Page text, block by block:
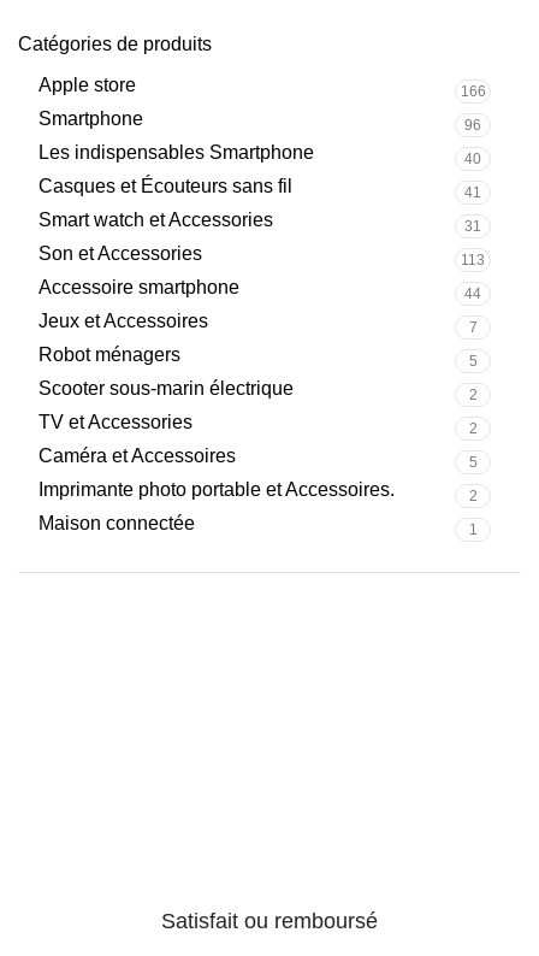
Catégories de produits
Apple store
166
Smartphone 96
Les indispensables Smartphone 40
Casques et Écouteurs sans fil 41
Smart watch et Accessories 31
Son et Accessories 113
Accessoire smartphone 44
Jeux et Accessoires 7
Robot ménagers 5
Scooter sous-marin électrique 2
TV et Accessories 2
Caméra et Accessoires 5
Imprimante photo portable et Accessoires. 2
Maison connectée 1
Satisfait ou remboursé